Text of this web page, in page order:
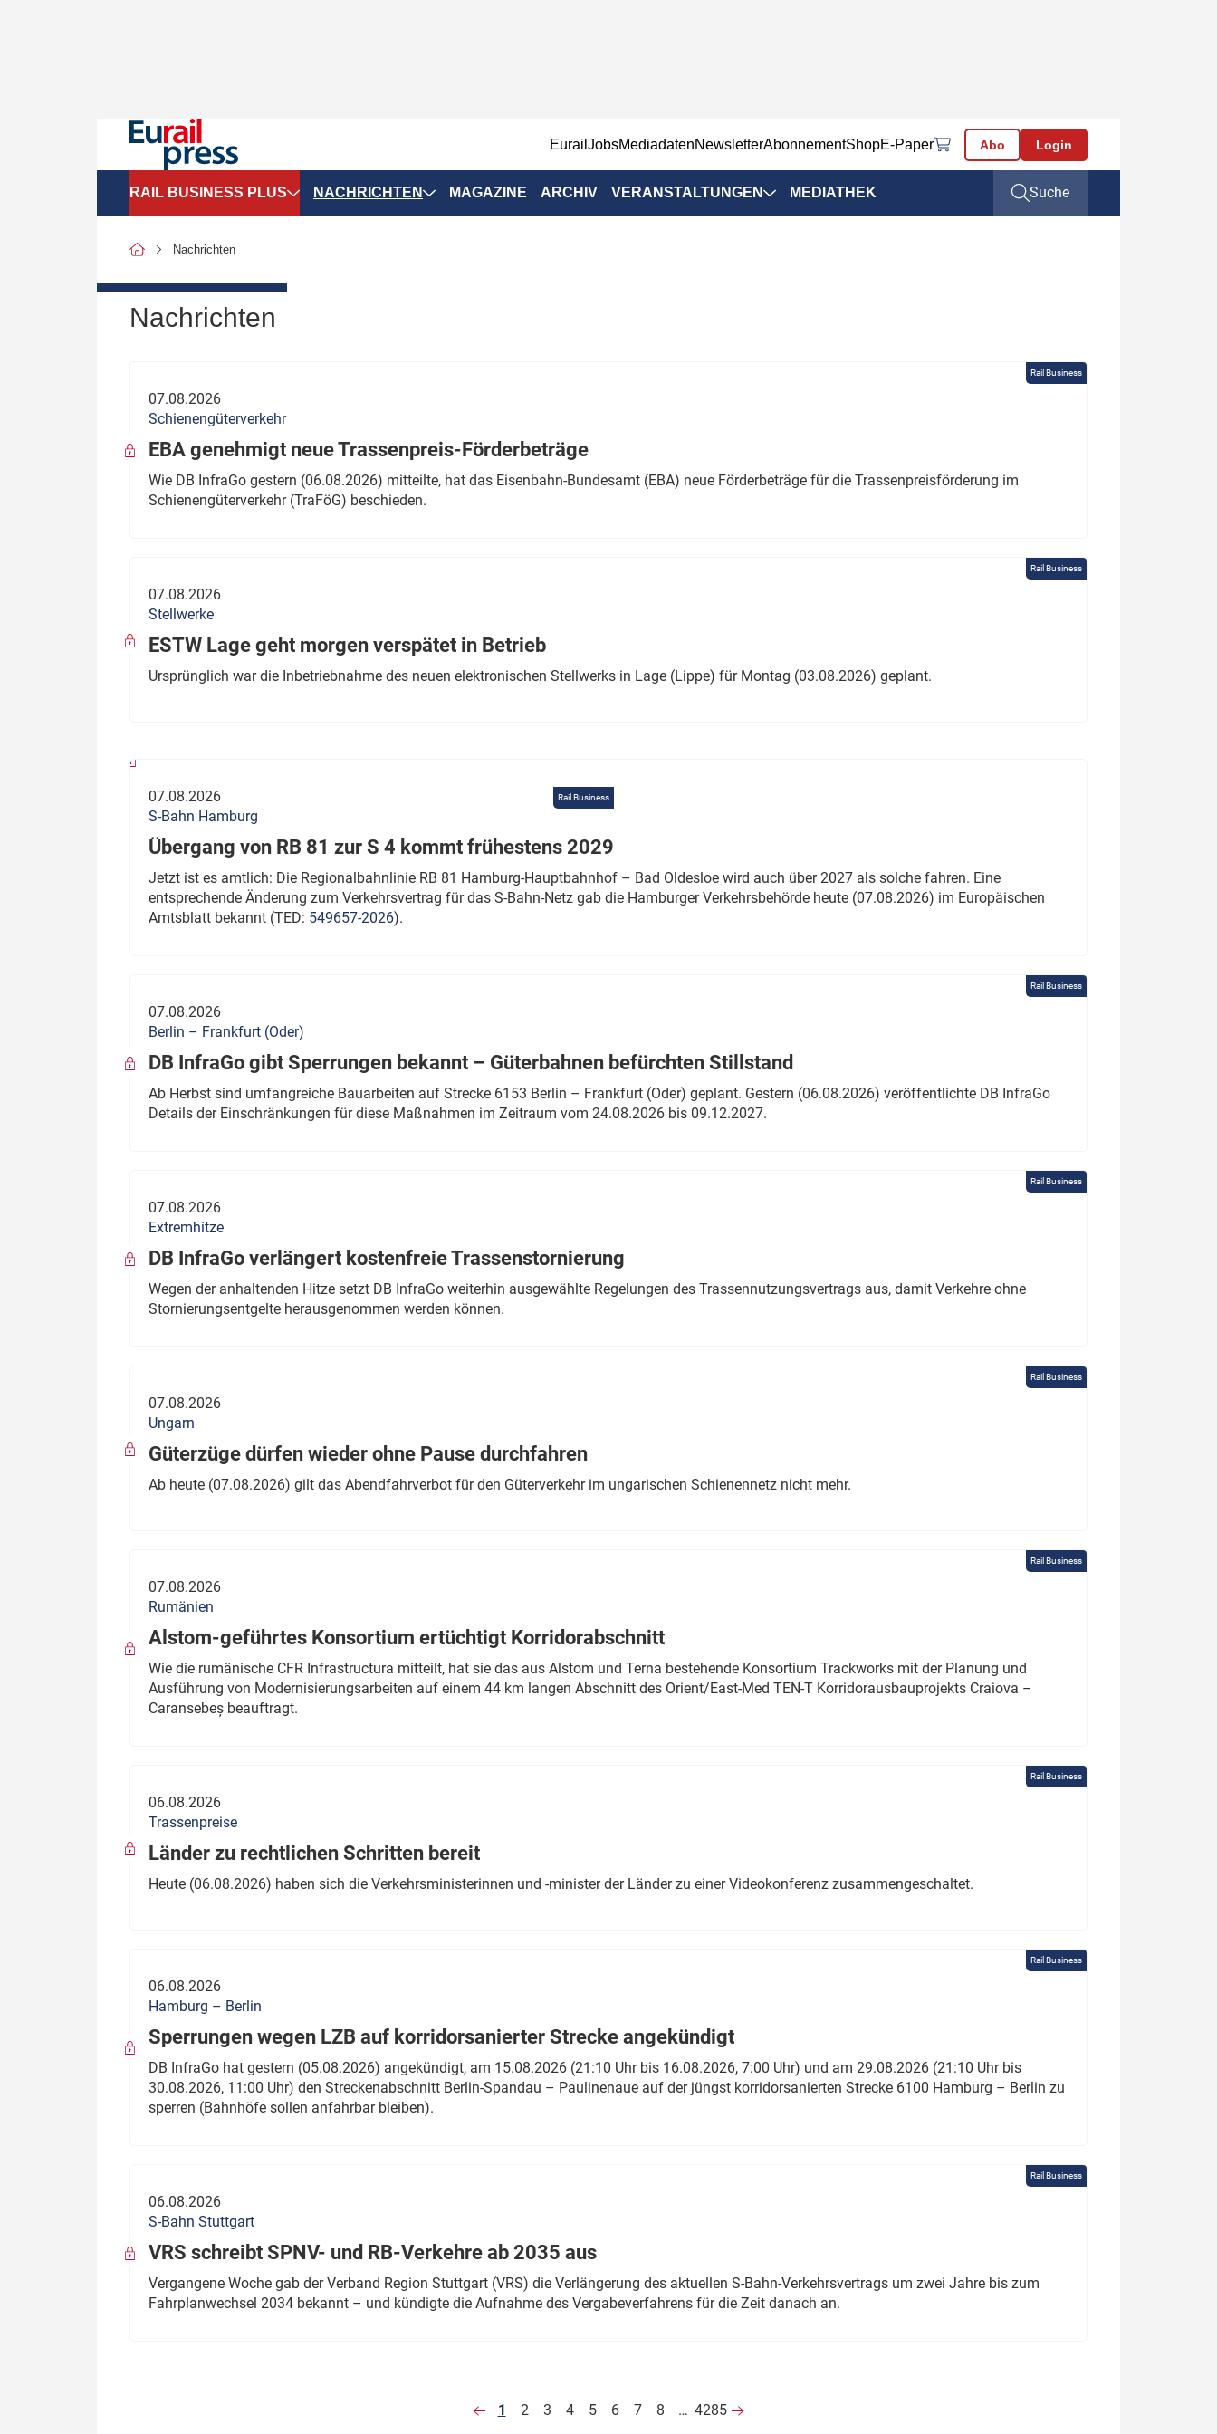
EurailJobsMediadatenNewsletterAbonnementShopE-Paper Abo Login
RAIL BUSINESS PLUS
SPNV-Marktdaten
Politik
Verbände: Wer spricht für
wen?
Thema des Monats
Dossier: Generalsanierung
Dossier: ETCS
NACHRICHTEN
Infrastruktur & Ausrüstung
ÖPNV
MAGAZINE ARCHIV VERANSTALTUNGEN MEDIATHEK Suche
Nachrichten
Nachrichten
Rail Business
07.08.2026
Schienengüterverkehr
EBA genehmigt neue Trassenpreis-Förderbeträge
Wie DB InfraGo gestern (06.08.2026) mitteilte, hat das Eisenbahn-Bundesamt (EBA) neue Förderbeträge für die Trassenpreisförderung im
Schienengüterverkehr (TraFöG) beschieden.
Rail Business
07.08.2026
Stellwerke
ESTW Lage geht morgen verspätet in Betrieb
Ursprünglich war die Inbetriebnahme des neuen elektronischen Stellwerks in Lage (Lippe) für Montag (03.08.2026) geplant.
Rail Business
07.08.2026
S-Bahn Hamburg
Übergang von RB 81 zur S 4 kommt frühestens 2029
Jetzt ist es amtlich: Die Regionalbahnlinie RB 81 Hamburg-Hauptbahnhof – Bad Oldesloe wird auch über 2027 als solche fahren. Eine
entsprechende Änderung zum Verkehrsvertrag für das S-Bahn-Netz gab die Hamburger Verkehrsbehörde heute (07.08.2026) im Europäischen
Amtsblatt bekannt (TED: 549657-2026).
Rail Business
07.08.2026
Berlin – Frankfurt (Oder)
DB InfraGo gibt Sperrungen bekannt – Güterbahnen befürchten Stillstand
Ab Herbst sind umfangreiche Bauarbeiten auf Strecke 6153 Berlin – Frankfurt (Oder) geplant. Gestern (06.08.2026) veröffentlichte DB InfraGo
Details der Einschränkungen für diese Maßnahmen im Zeitraum vom 24.08.2026 bis 09.12.2027.
Rail Business
07.08.2026
Extremhitze
DB InfraGo verlängert kostenfreie Trassenstornierung
Wegen der anhaltenden Hitze setzt DB InfraGo weiterhin ausgewählte Regelungen des Trassennutzungsvertrags aus, damit Verkehre ohne
Stornierungsentgelte herausgenommen werden können.
Rail Business
07.08.2026
Ungarn
Güterzüge dürfen wieder ohne Pause durchfahren
Ab heute (07.08.2026) gilt das Abendfahrverbot für den Güterverkehr im ungarischen Schienennetz nicht mehr.
Rail Business
07.08.2026
Rumänien
Alstom-geführtes Konsortium ertüchtigt Korridorabschnitt
Wie die rumänische CFR Infrastructura mitteilt, hat sie das aus Alstom und Terna bestehende Konsortium Trackworks mit der Planung und
Ausführung von Modernisierungsarbeiten auf einem 44 km langen Abschnitt des Orient/East-Med TEN-T Korridorausbauprojekts Craiova –
Caransebeș beauftragt.
Rail Business
06.08.2026
Trassenpreise
Länder zu rechtlichen Schritten bereit
Heute (06.08.2026) haben sich die Verkehrsministerinnen und -minister der Länder zu einer Videokonferenz zusammengeschaltet.
Rail Business
06.08.2026
Hamburg – Berlin
Sperrungen wegen LZB auf korridorsanierter Strecke angekündigt
DB InfraGo hat gestern (05.08.2026) angekündigt, am 15.08.2026 (21:10 Uhr bis 16.08.2026, 7:00 Uhr) und am 29.08.2026 (21:10 Uhr bis
30.08.2026, 11:00 Uhr) den Streckenabschnitt Berlin-Spandau – Paulinenaue auf der jüngst korridorsanierten Strecke 6100 Hamburg – Berlin zu
sperren (Bahnhöfe sollen anfahrbar bleiben).
Rail Business
06.08.2026
S-Bahn Stuttgart
VRS schreibt SPNV- und RB-Verkehre ab 2035 aus
Vergangene Woche gab der Verband Region Stuttgart (VRS) die Verlängerung des aktuellen S-Bahn-Verkehrsvertrags um zwei Jahre bis zum
Fahrplanwechsel 2034 bekannt – und kündigte die Aufnahme des Vergabeverfahrens für die Zeit danach an.
1 2 3 4 5 6 7 8 … 4285